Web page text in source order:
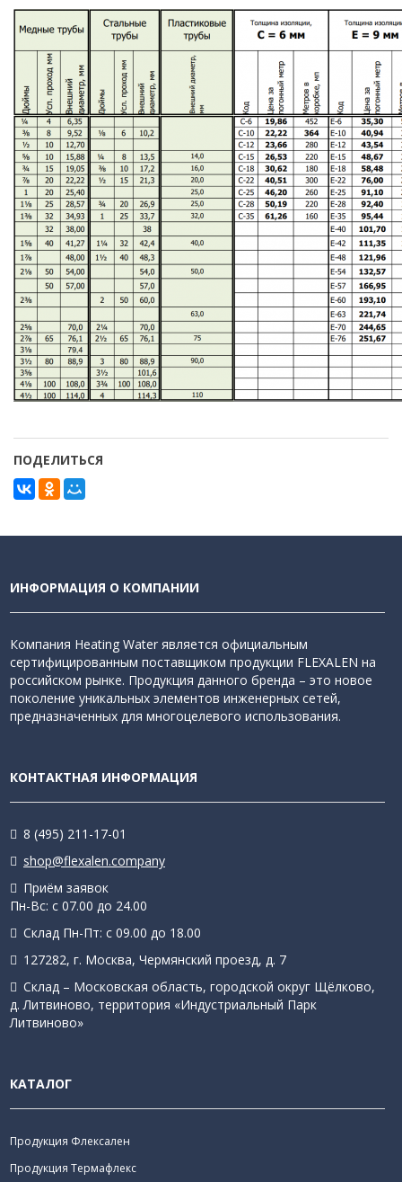
ПОДЕЛИТЬСЯ
ИНФОРМАЦИЯ О КОМПАНИИ
Компания Heating Water является официальным
сертифицированным поставщиком продукции FLEXALEN на
российском рынке. Продукция данного бренда – это новое
поколение уникальных элементов инженерных сетей,
предназначенных для многоцелевого использования.
КОНТАКТНАЯ ИНФОРМАЦИЯ
8 (495) 211-17-01
shop@flexalen.company
Приём заявок
Пн-Вс: с 07.00 до 24.00
Склад Пн-Пт: с 09.00 до 18.00
127282, г. Москва, Чермянский проезд, д. 7
Склад – Московская область, городской округ Щёлково,
д. Литвиново, территория «Индустриальный Парк
Литвиново»
КАТАЛОГ
Продукция Флексален
Продукция Термафлекс